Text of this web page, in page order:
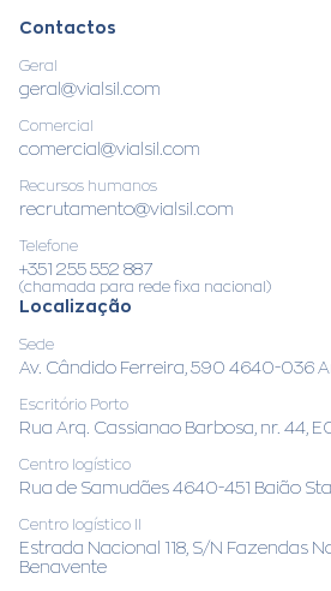
Contactos
Geral
geral@vialsil.com
Comercial
comercial@vialsil.com
Recursos humanos
recrutamento@vialsil.com
Telefone
+351 255 552 887
(chamada para rede fixa nacional)
Localização
Sede
Av. Cândido Ferreira, 590 4640-036
Escritório Porto
Rua Arq. Cassianao Barbosa, nr. 44,
Centro logístico
Rua de Samudães 4640-451 Baião
Centro logístico II
Estrada Nacional 118, S/N Fazendas
Benavente